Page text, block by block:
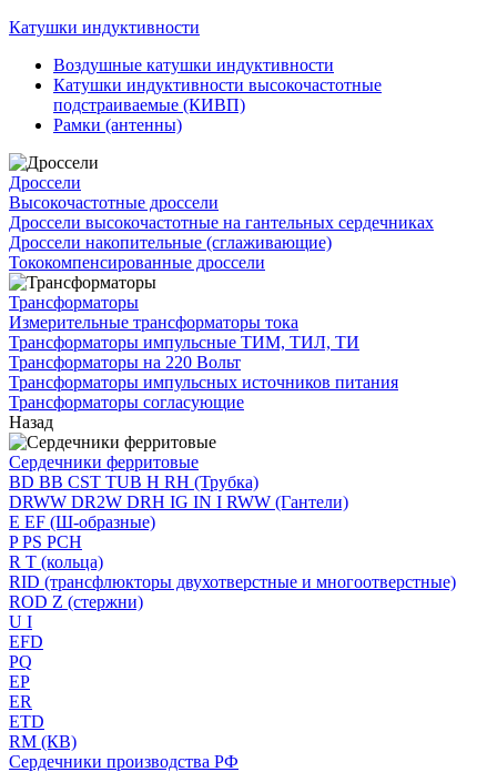
Катушки индуктивности
Воздушные катушки индуктивности
Катушки индуктивности высокочастотные
подстраиваемые (КИВП)
Рамки (антенны)
Дроссели
Высокочастотные дроссели
Дроссели высокочастотные на гантельных сердечниках
Дроссели накопительные (сглаживающие)
Тококомпенсированные дроссели
Трансформаторы
Измерительные трансформаторы тока
Трансформаторы импульсные ТИМ, ТИЛ, ТИ
Трансформаторы на 220 Вольт
Трансформаторы импульсных источников питания
Трансформаторы согласующие
Назад
Сердечники ферритовые
BD BB CST TUB H RH (Трубка)
DRWW DR2W DRH IG IN I RWW (Гантели)
E EF (Ш-образные)
P PS PCH
R T (кольца)
RID (трансфлюкторы двухотверстные и многоотверстные)
ROD Z (стержни)
U I
EFD
PQ
EP
ER
ETD
RM (КВ)
Сердечники производства РФ